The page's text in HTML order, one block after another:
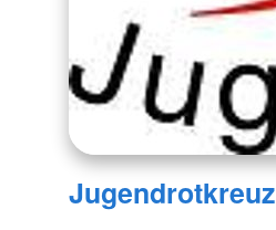
Jugendrotkreuz